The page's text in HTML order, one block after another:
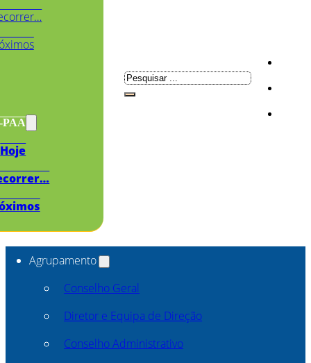
PAA
Hoje
Pesquisar
Agrupamento
Conselho Geral
Diretor e Equipa de Direção
Conselho Administrativo